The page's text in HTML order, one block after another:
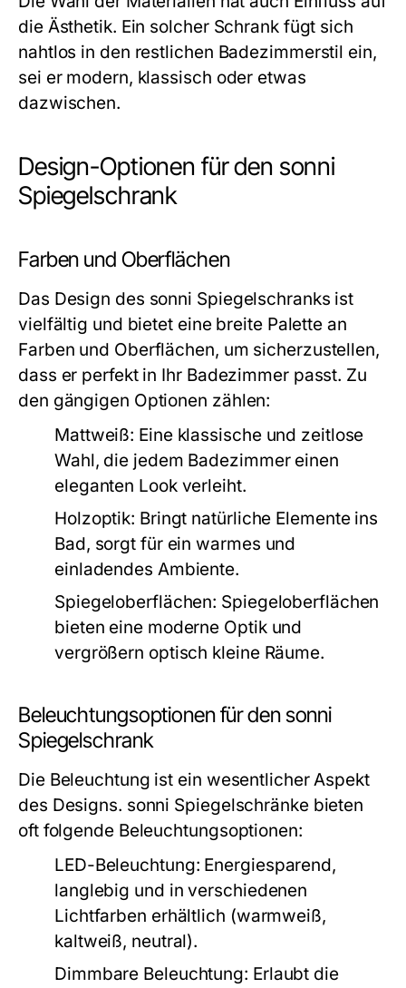
die Ästhetik. Ein solcher Schrank fügt sich
nahtlos in den restlichen Badezimmerstil ein,
sei er modern, klassisch oder etwas
dazwischen.
Design-Optionen für den sonni
Spiegelschrank
Farben und Oberflächen
Das Design des sonni Spiegelschranks ist
vielfältig und bietet eine breite Palette an
Farben und Oberflächen, um sicherzustellen,
dass er perfekt in Ihr Badezimmer passt. Zu
den gängigen Optionen zählen:
Mattweiß: Eine klassische und zeitlose
Wahl, die jedem Badezimmer einen
eleganten Look verleiht.
Holzoptik: Bringt natürliche Elemente ins
Bad, sorgt für ein warmes und
einladendes Ambiente.
Spiegeloberflächen: Spiegeloberflächen
bieten eine moderne Optik und
vergrößern optisch kleine Räume.
Beleuchtungsoptionen für den sonni
Spiegelschrank
Die Beleuchtung ist ein wesentlicher Aspekt
des Designs. sonni Spiegelschränke bieten
oft folgende Beleuchtungsoptionen:
LED-Beleuchtung: Energiesparend,
langlebig und in verschiedenen
Lichtfarben erhältlich (warmweiß,
kaltweiß, neutral).
Dimmbare Beleuchtung: Erlaubt die